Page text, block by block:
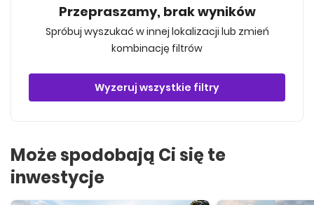
Przepraszamy, brak wyników
Spróbuj wyszukać w innej lokalizacji lub zmień
kombinację filtrów
Wyzeruj wszystkie filtry
Może spodobają Ci się te
inwestycje